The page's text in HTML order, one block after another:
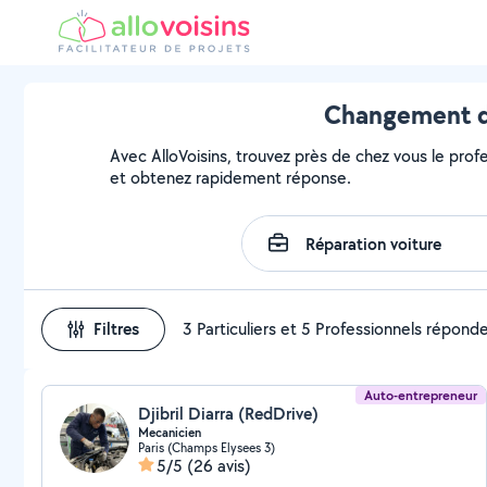
Changement
Avec AlloVoisins, trouvez près de chez vous le
et obtenez rapidement réponse.
Filtres 3 Particuliers et 5 Professionnels
Auto-entrepreneur
Djibril Diarra (RedDrive)
Mecanicien
Paris (Champs Elysees 3)
5/5 (26 avis)